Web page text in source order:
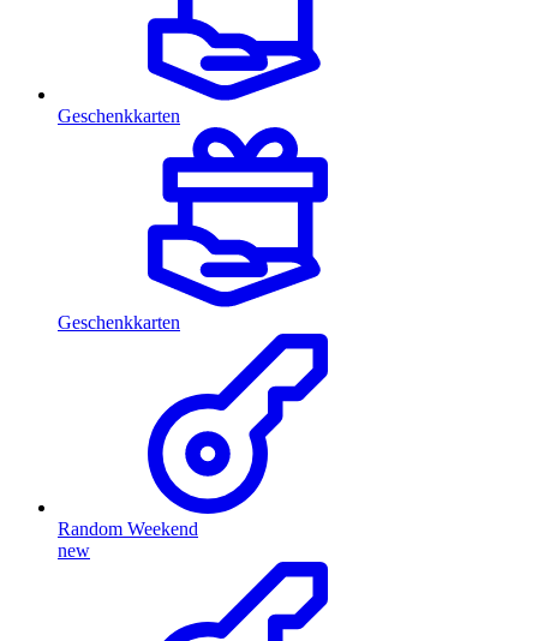
Geschenkkarten
Geschenkkarten
Random Weekend
new